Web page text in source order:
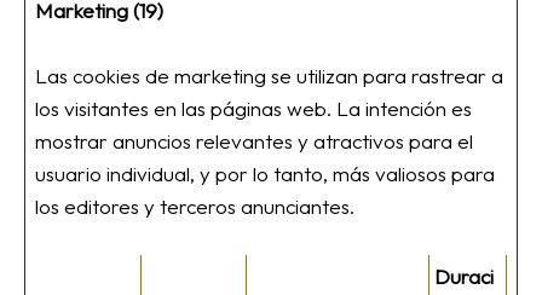
Marketing (19)
Las cookies de marketing se utilizan para rastrear a
los visitantes en las páginas web. La intención es
mostrar anuncios relevantes y atractivos para el
usuario individual, y por lo tanto, más valiosos para
los editores y terceros anunciantes.
Duraci